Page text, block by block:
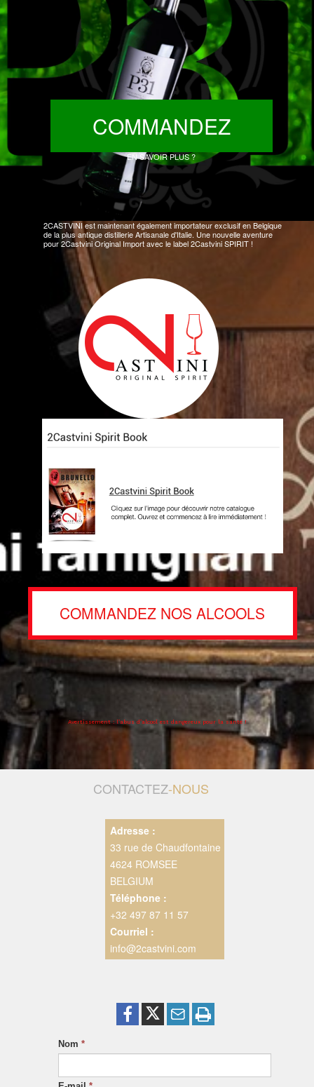
COMMANDEZ
EN SAVOIR PLUS ?
2CASTVINI est maintenant également importateur exclusif en Belgique
de la plus antique distillerie Artisanale d'Italie. Une nouvelle aventure
pour 2Castvini Original Import avec le label 2Castvini SPIRIT !
COMMANDEZ NOS ALCOOLS
Avertissement : l’abus d’alcool est dangereux pour la santé !
CONTACTEZ-NOUS
Adresse :
33 rue de Chaudfontaine
4624 ROMSEE
BELGIUM
Téléphone :
+32 497 87 11 57
Courriel :
info@2castvini.com
Nom *